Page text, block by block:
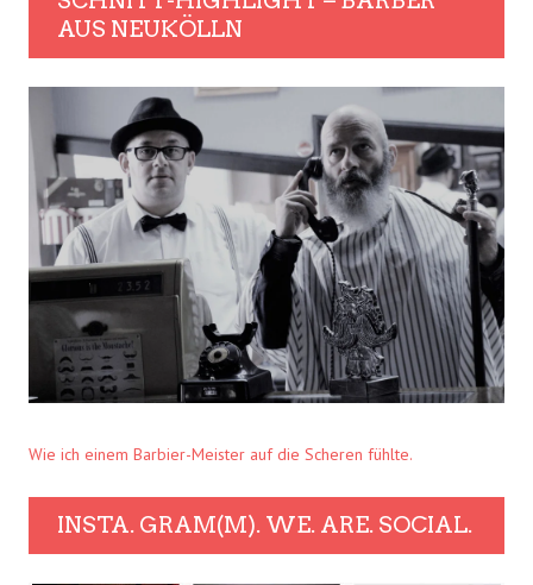
AUS NEUKÖLLN
Wie ich einem Barbier-Meister auf die Scheren fühlte.
INSTA. GRAM(M). WE. ARE. SOCIAL.